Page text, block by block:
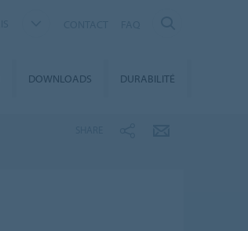
DOWNLOADS DURABILITÉ